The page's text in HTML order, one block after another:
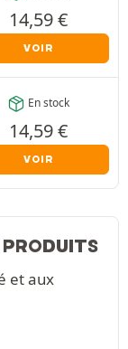
14,59€
VOIR
En stock
14,59€
VOIR
PRODUITS
et aux